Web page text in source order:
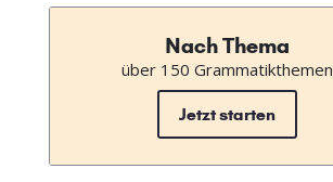
Nach Thema
über 150 Grammatikthemen
Jetzt starten